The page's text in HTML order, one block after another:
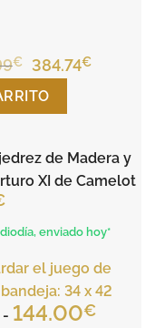
€
El
precio
original
404.99€.
384.74€El
384.74€.
de Madera y
XI de Camelot
El
precio
actual
es:
260.99€.
enviado hoy*
el juego de
34 x 42
- 144.00€